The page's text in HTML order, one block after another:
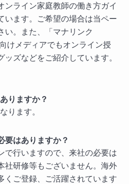
ンライン家庭教師の働き方ガイ
います。ご希望の場合は当ペー
い。また、「マナリンク
けメディアでもオンライン授
ズなどをご紹介しています。
りますか？
ります。
要はありますか？
で行いますので、来社の必要は
社研修等もございません。海外
くご登録、ご活躍されています